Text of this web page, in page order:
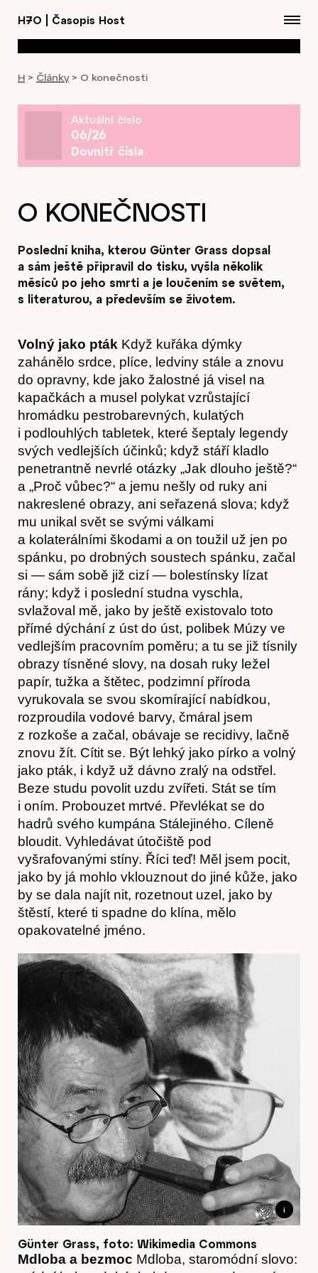
H7O Časopis Host
Články
Časopis
Hostcast
H > Články > O konečnosti
Aktuální číslo
06/26
Dovnitř čísla
O KONEČNOSTI
Poslední kniha, kterou Günter Grass dopsal
a sám ještě připravil do tisku, vyšla několik
měsíců po jeho smrti a je loučením se světem,
s literaturou, a především se životem.
Volný jako pták Když kuřáka dýmky
zahánělo srdce, plíce, ledviny stále a znovu
do opravny, kde jako žalostné já visel na
kapačkách a musel polykat vzrůstající
hromádku pestrobarevných, kulatých
i podlouhlých tabletek, které šeptaly legendy
svých vedlejších účinků; když stáří kladlo
penetrantně nevrlé otázky „Jak dlouho ještě?“
a „Proč vůbec?“ a jemu nešly od ruky ani
nakreslené obrazy, ani seřazená slova; když
mu unikal svět se svými válkami
a kolaterálními škodami a on toužil už jen po
spánku, po drobných soustech spánku, začal
si — sám sobě již cizí — bolestínsky lízat
rány; když i poslední studna vyschla,
svlažoval mě, jako by ještě existovalo toto
přímé dýchání z úst do úst, polibek Múzy ve
vedlejším pracovním poměru; a tu se již tísnily
obrazy tísněné slovy, na dosah ruky ležel
papír, tužka a štětec, podzimní příroda
vyrukovala se svou skomírající nabídkou,
rozproudila vodové barvy, čmáral jsem
z rozkoše a začal, obávaje se recidivy, lačně
znovu žít. Cítit se. Být lehký jako pírko a volný
jako pták, i když už dávno zralý na odstřel.
Beze studu povolit uzdu zvířeti. Stát se tím
i oním. Probouzet mrtvé. Převlékat se do
hadrů svého kumpána Stálejiného. Cíleně
bloudit. Vyhledávat útočiště pod
vyšrafovanými stíny. Říci teď! Měl jsem pocit,
jako by já mohlo vklouznout do jiné kůže, jako
by se dala najít nit, rozetnout uzel, jako by
štěstí, které ti spadne do klína, mělo
opakovatelné jméno.
i
Günter Grass, foto: Wikimedia Commons
Mdloba a bezmoc Mdloba, staromódní slovo: